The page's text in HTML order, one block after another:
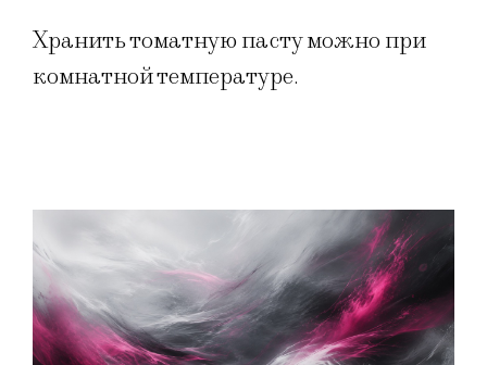
Хранить томатную пасту можно при
комнатной температуре.